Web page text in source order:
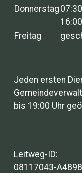
Donnerstag
Freitag
Jeden ersten
bis 19:00 Uhr
Leitweg-ID:
08117043-